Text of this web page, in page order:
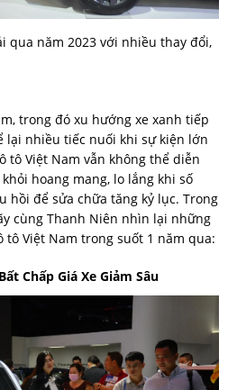
qua năm 2023 với nhiều thay đổi,
trong đó xu hướng xe xanh tiếp
nhiều tiếc nuối khi sự kiện lớn
tô Việt Nam vẫn không thể diễn
hoang mang, lo lắng khi số
hồi để sửa chữa tăng kỷ lục. Trong
cùng Thanh Niên nhìn lại những
Việt Nam trong suốt 1 năm qua:
Chấp Giá Xe Giảm Sâu